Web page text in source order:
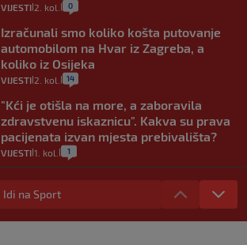
VIJESTI 2. kol. 0
Izračunali smo koliko košta putovanje
automobilom na Hvar iz Zagreba, a
koliko iz Osijeka
VIJESTI 2. kol. 14
"Kći je otišla na more, a zaboravila
zdravstvenu iskaznicu". Kakva su prava
pacijenata izvan mjesta prebivališta?
VIJESTI 1. kol. 1
Provjerili smo "što ćemo onda" ako
Plenković na 15 dana ukine mjere: "Ne bi
se dogodilo ništa. Vlada se zaljubila u te
intervencije"
Idi na Sport